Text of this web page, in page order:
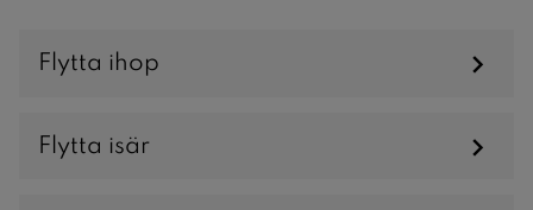
Flytta ihop
Flytta isär